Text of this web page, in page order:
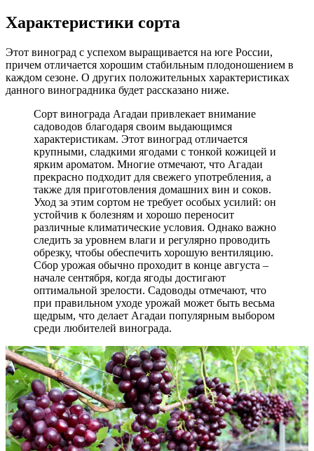
Характеристики сорта
Этот виноград с успехом выращивается на юге России,
причем отличается хорошим стабильным плодоношением в
каждом сезоне. О других положительных характеристиках
данного виноградника будет рассказано ниже.
Сорт винограда Агадаи привлекает внимание
садоводов благодаря своим выдающимся
характеристикам. Этот виноград отличается
крупными, сладкими ягодами с тонкой кожицей и
ярким ароматом. Многие отмечают, что Агадаи
прекрасно подходит для свежего употребления, а
также для приготовления домашних вин и соков.
Уход за этим сортом не требует особых усилий: он
устойчив к болезням и хорошо переносит
различные климатические условия. Однако важно
следить за уровнем влаги и регулярно проводить
обрезку, чтобы обеспечить хорошую вентиляцию.
Сбор урожая обычно проходит в конце августа –
начале сентября, когда ягоды достигают
оптимальной зрелости. Садоводы отмечают, что
при правильном уходе урожай может быть весьма
щедрым, что делает Агадаи популярным выбором
среди любителей винограда.